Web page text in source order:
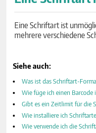
Eine Schriftart ist
mehrere verschiedene
Siehe auch:
Was ist das Schriftart-
Wie füge ich einen
Gibt es ein Zeitlimit für die
Wie installiere ich
Wie verwende ich die